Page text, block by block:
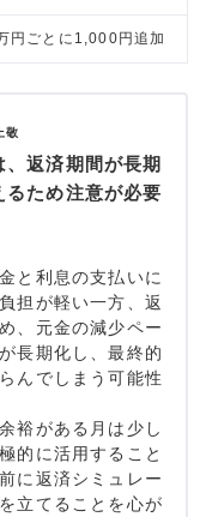
円ごとに1,000円追加
敬
返済期間が長期
ため注意が必要
と利息の支払いに
担が軽い一方、返
、元金の減少ペー
長期化し、最終的
んでしまう可能性
裕がある月は少し
的に活用すること
に返済シミュレー
立てることを心が